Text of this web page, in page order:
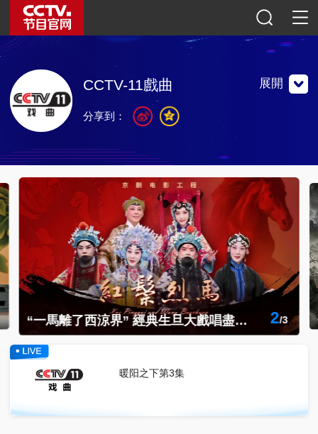
CCTV-11戲曲
中央電視台戲曲頻道是以弘揚和發展我國優秀戲曲藝術，滿
足戲迷審美要求為宗旨開辦的專業頻道。
中央電視台戲曲頻道是以弘揚和發展我國優秀戲曲藝術，滿
足戲迷審美要求為宗旨開辦的專業頻道。
聯繫地址：中央廣播電視總台光華路辦公區北京市朝陽區東
三環中路32號
郵編：100020
央視影音
點擊下載
展開
分享到：
/3 3/3
暖阳之下第3集